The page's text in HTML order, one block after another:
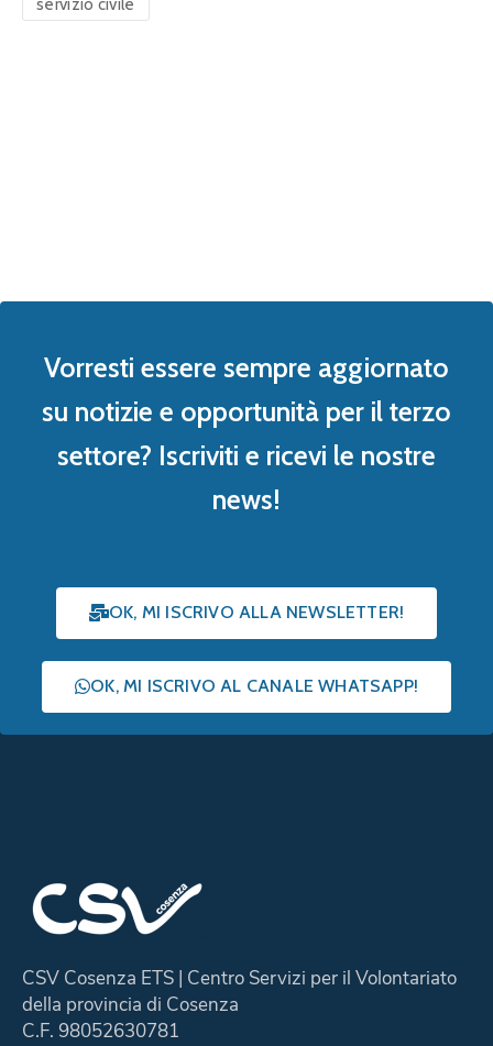
servizio civile
Vorresti essere sempre aggiornato
su notizie e opportunità per il terzo
settore? Iscriviti e ricevi le nostre
news!
OK, MI ISCRIVO ALLA NEWSLETTER!
OK, MI ISCRIVO AL CANALE WHATSAPP!
CSV Cosenza ETS | Centro Servizi per il Volontariato
della provincia di Cosenza
C.F. 98052630781